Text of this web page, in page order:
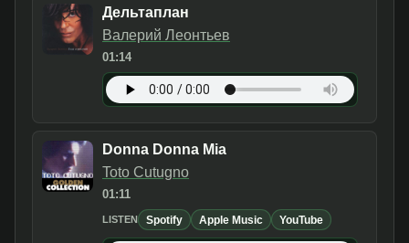
Дельтаплан
Валерий Леонтьев
01:14
Donna Donna Mia
Toto Cutugno
01:11
LISTEN Spotify Apple Music YouTube